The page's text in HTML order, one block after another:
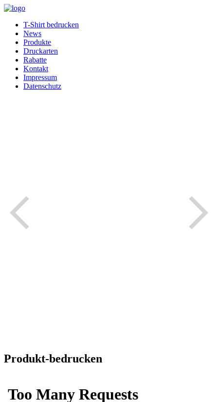
T-Shirt bedrucken
News
Produkte
Druckarten
Rabatte
Kontakt
Impressum
Datenschutz
Produkt-bedrucken